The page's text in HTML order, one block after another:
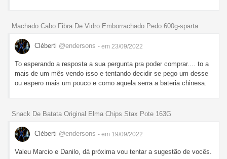
Machado Cabo Fibra De Vidro Emborrachado Pedo 600g-sparta
Cléberti @endersons - em 23/09/2022
To esperando a resposta a sua pergunta pra poder comprar.... to a
mais de um mês vendo isso e tentando decidir se pego um desse
ou espero mais um pouco e como aquela serra a bateria chinesa.
Snack De Batata Original Elma Chips Stax Pote 163G
Cléberti @endersons - em 19/09/2022
Valeu Marcio e Danilo, dá próxima vou tentar a sugestão de vocês.